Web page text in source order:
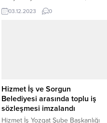
bir göreve talip olmak için yola
çıktığını belirterek, “Bu süreçte
03.12.2023 0
Hizmet İş ve Sorgun
Belediyesi arasında toplu iş
sözleşmesi imzalandı
Hizmet İş Yozgat Şube Başkanlığı